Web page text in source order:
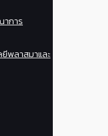
าการ
ยีพลาสมาและ